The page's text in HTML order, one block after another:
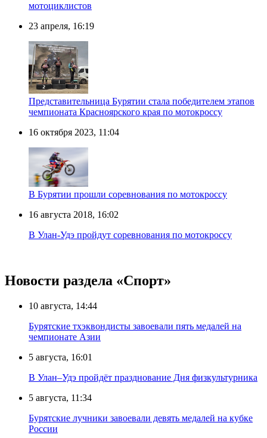
мотоциклистов
23 апреля, 16:19
Представительница Бурятии стала победителем этапов
чемпионата Красноярского края по мотокроссу
16 октября 2023, 11:04
В Бурятии прошли соревнования по мотокроссу
16 августа 2018, 16:02
В Улан-Удэ пройдут соревнования по мотокроссу
Новости раздела «Cпорт»
10 августа, 14:44
Бурятские тхэквондисты завоевали пять медалей на
чемпионате Азии
5 августа, 16:01
В Улан–Удэ пройдёт празднование Дня физкультурника
5 августа, 11:34
Бурятские лучники завоевали девять медалей на кубке
России